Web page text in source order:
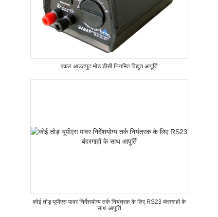
एकल आउटपुट मोड डीसी नियमित विद्युत आपूर्ति
कोई तोड़ यूपीएस पावर निर्देशयोग्य तर्क नियंत्रक के लिए RS23 बंदरगाहों के
साथ आपूर्ति